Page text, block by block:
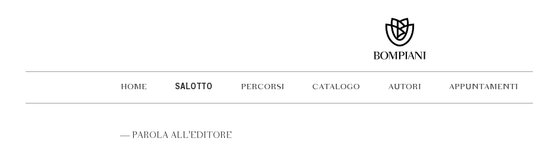
HOME SALOTTO PERCORSI CATALOGO AUTORI APPUNTAMENTI
— PAROLA ALL'EDITORE